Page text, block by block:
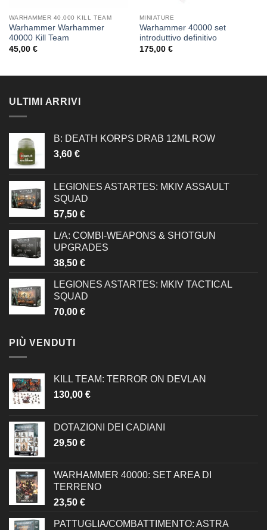
WARHAMMER 40.000 KILL TEAM
Warhammer Warhammer
40000 Kill Team
45,00 €
MINIATURE
Warhammer 40000 set
introduttivo definitivo
175,00 €
ULTIMI ARRIVI
B: DEATH KORPS DRAB 12ML ROW
3,60 €
LEGIONES ASTARTES: MKIV ASSAULT
SQUAD
57,50 €
L/A: COMBI-WEAPONS & SHOTGUN
UPGRADES
38,50 €
LEGIONES ASTARTES: MKIV TACTICAL
SQUAD
70,00 €
PIÙ VENDUTI
KILL TEAM: TERROR ON DEVLAN
130,00 €
DOTAZIONI DEI CADIANI
29,50 €
WARHAMMER 40000: SET AREA DI
TERRENO
23,50 €
PATTUGLIA/COMBATTIMENTO: ASTRA